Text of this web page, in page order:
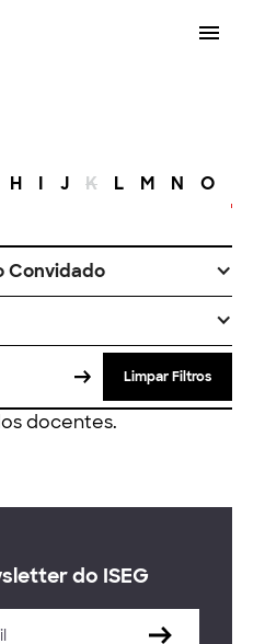
H I J K L M N O
Convidado
Limpar Filtros
docentes.
do ISEG